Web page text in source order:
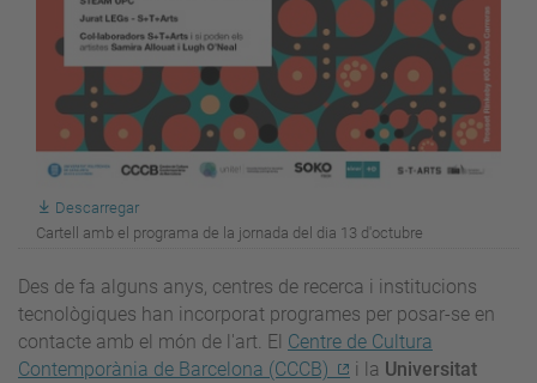
Descarregar
Cartell amb el programa de la jornada del dia 13 d'octubre
Des de fa alguns anys, centres de recerca i institucions
tecnològiques han incorporat programes per posar-se en
contacte amb el món de l'art. El Centre de Cultura
Contemporània de Barcelona (CCCB)
i la Universitat